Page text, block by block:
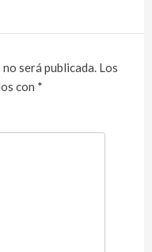
será publicada. Los
con *